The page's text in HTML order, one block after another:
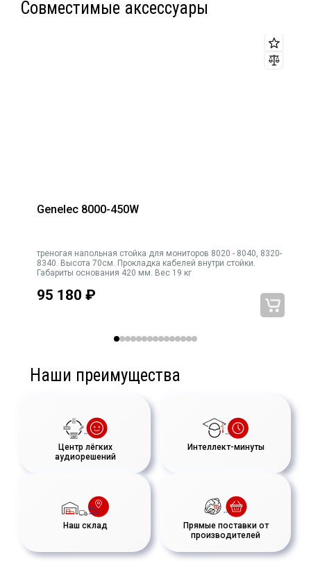
Совместимые аксессуары
Genelec 8000-450W
треногая напольная стойка для мониторов 8020 - 8040, 8320-
8340. Высота 70см. Прокладка кабелей внутри стойки.
Габариты основания 420 мм. Вес 19 кг
95 180 ₽
Наши преимущества
Центр лёгких
аудиорешений
Интеллект-минуты
Наш склад
Прямые поставки от
производителей